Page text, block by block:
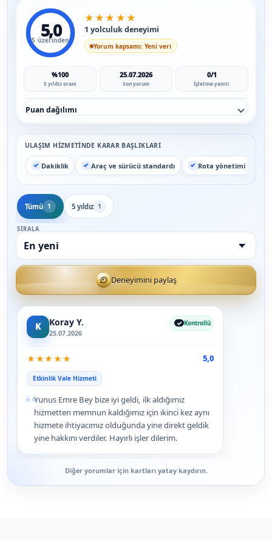
5,0
5 üzerinden
★ ★ ★ ★ ★
1 yolculuk deneyimi
Yorum kapsamı: Yeni veri
%100
5 yıldız oranı
25.07.2026
Son yorum
0/1
İşletme yanıtı
Puan dağılımı
ULAŞIM HIZMETINDE KARAR BAŞLIKLARI
Dakiklik Araç ve sürücü standardı Rota yönetimi
Tümü 1 5 yıldız 1
SIRALA
Deneyimini paylaş
K Koray Y.
25.07.2026
Kontrollü
★★★★★ 5,0
Etkinlik Vale Hizmeti
“Yunus Emre Bey bize iyi geldi, ilk aldığımız
hizmetten memnun kaldığımız için ikinci kez aynı
hizmete ihtiyacımız olduğunda yine direkt geldik
yine hakkını verdiler. Hayırlı işler dilerim.
Diğer yorumlar için kartları yatay kaydırın.